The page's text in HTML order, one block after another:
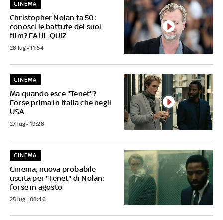
Christopher Nolan fa 50:
conosci le battute dei suoi
film? FAI IL QUIZ
CINEMA
28 lug - 11:54
Ma quando esce "Tenet"?
Forse prima in Italia che negli
USA
CINEMA
27 lug - 19:28
Cinema, nuova probabile
uscita per "Tenet" di Nolan:
forse in agosto
CINEMA
25 lug - 08:46